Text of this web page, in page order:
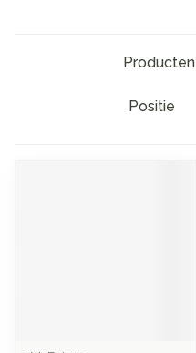
Producten
Sorteer op: